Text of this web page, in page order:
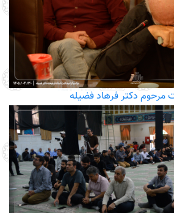
مرحوم دکتر فرهاد فضیله